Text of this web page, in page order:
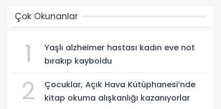
Çok Okunanlar
1
Yaşlı alzheimer hastası kadın eve not
bırakıp kayboldu
2
Çocuklar, Açık Hava Kütüphanesi’nde
kitap okuma alışkanlığı kazanıyorlar